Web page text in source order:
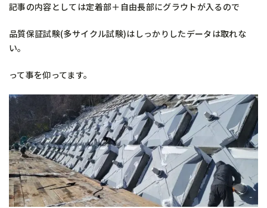
記事の内容としては定着部＋自由長部にグラウトが入るので
品質保証試験(多サイクル試験)はしっかりしたデータは取れな
い。
って事を仰ってます。